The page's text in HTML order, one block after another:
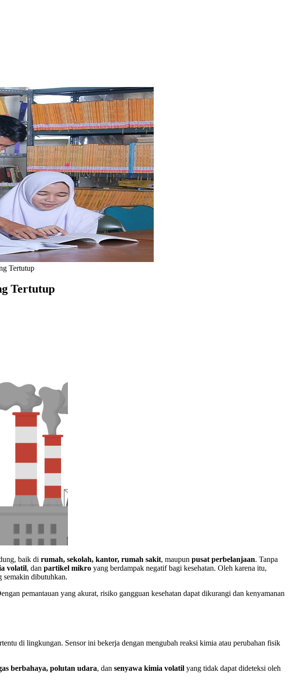
Tertutup
Tertutup
baik di rumah, sekolah, kantor, rumah sakit, maupun pusat perbelanjaan. Tanpa
volatil, dan partikel mikro yang berdampak negatif bagi kesehatan. Oleh karena itu,
semakin dibutuhkan.
pemantauan yang akurat, risiko gangguan kesehatan dapat dikurangi dan kenyamanan
di lingkungan. Sensor ini bekerja dengan mengubah reaksi kimia atau perubahan fisik
berbahaya, polutan udara, dan senyawa kimia volatil yang tidak dapat dideteksi oleh